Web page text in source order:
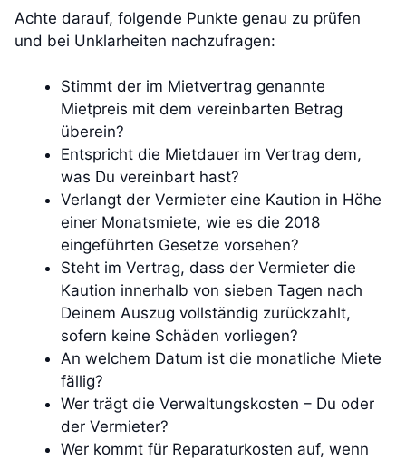
Achte darauf, folgende Punkte genau zu prüfen
und bei Unklarheiten nachzufragen:
Stimmt der im Mietvertrag genannte
Mietpreis mit dem vereinbarten Betrag
überein?
Entspricht die Mietdauer im Vertrag dem,
was Du vereinbart hast?
Verlangt der Vermieter eine Kaution in Höhe
einer Monatsmiete, wie es die 2018
eingeführten Gesetze vorsehen?
Steht im Vertrag, dass der Vermieter die
Kaution innerhalb von sieben Tagen nach
Deinem Auszug vollständig zurückzahlt,
sofern keine Schäden vorliegen?
An welchem Datum ist die monatliche Miete
fällig?
Wer trägt die Verwaltungskosten – Du oder
der Vermieter?
Wer kommt für Reparaturkosten auf, wenn